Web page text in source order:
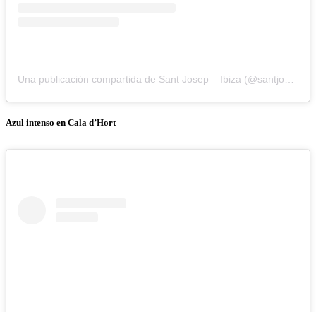
Una publicación compartida de Sant Josep – Ibiza (@santjosepibiza)
Azul intenso en Cala d’Hort